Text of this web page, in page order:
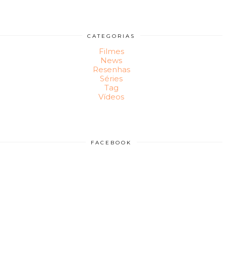
CATEGORIAS
Filmes
News
Resenhas
Séries
Tag
Vídeos
FACEBOOK